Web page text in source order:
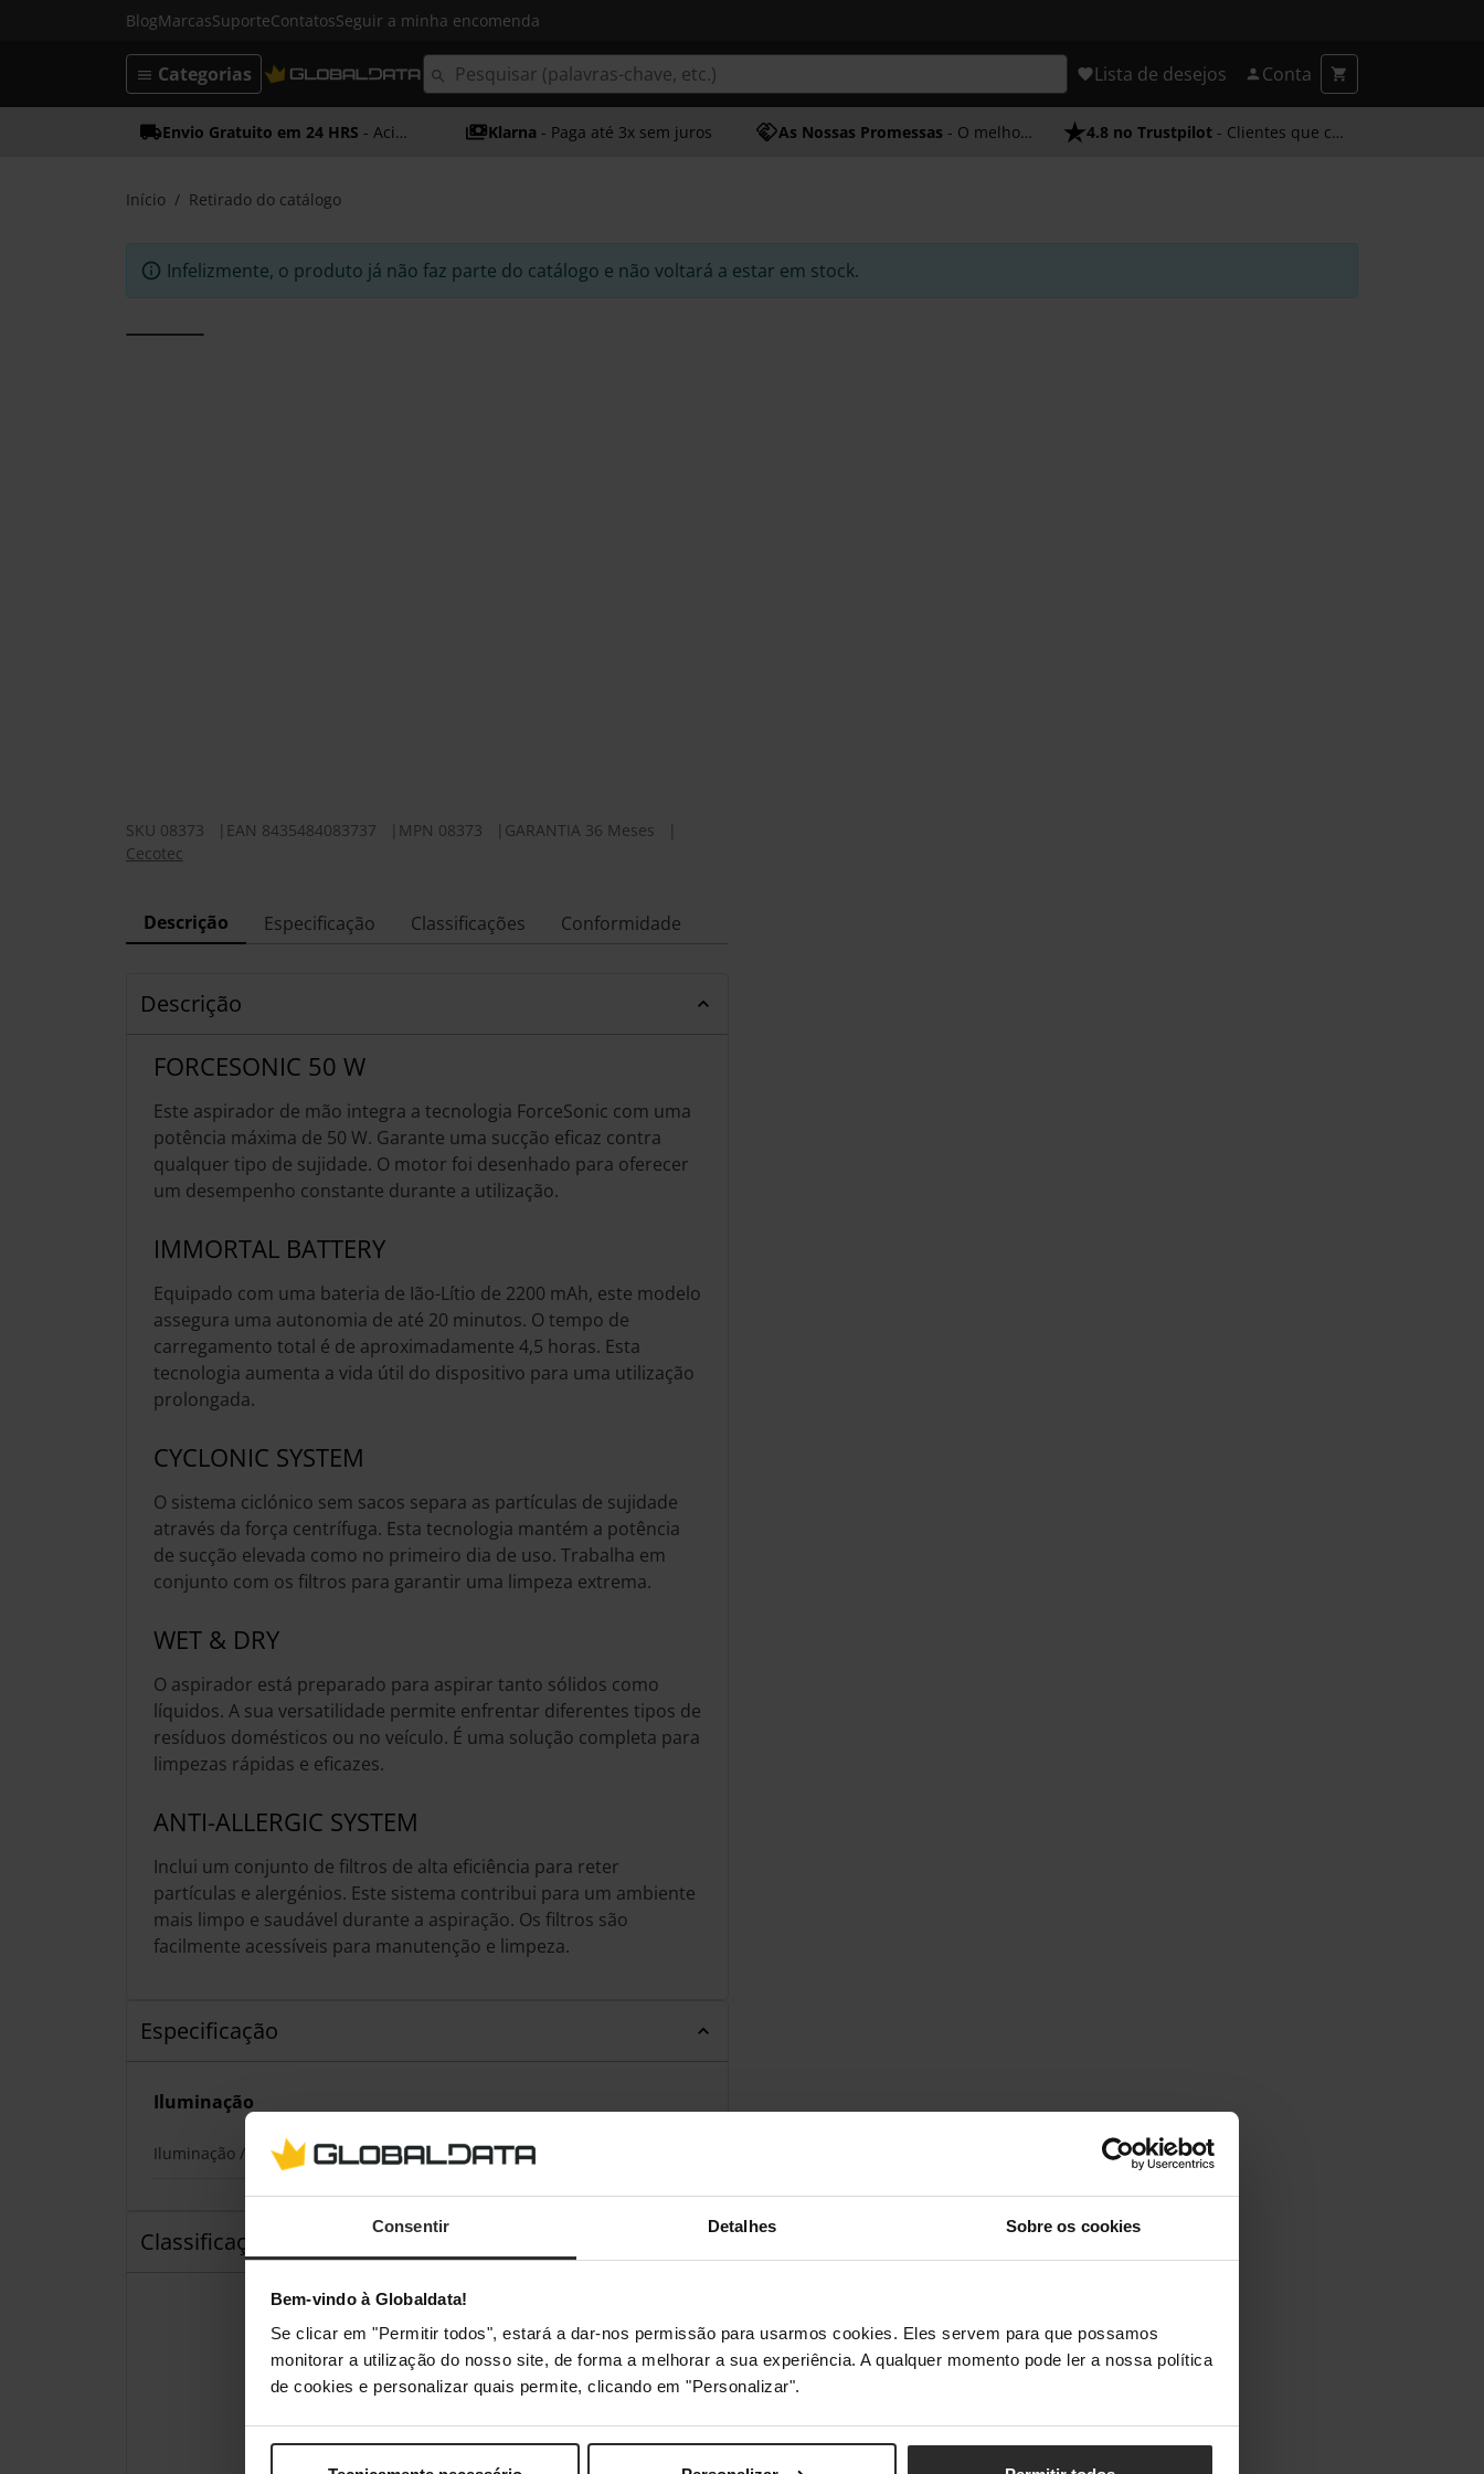
Consentir Detalhes Sobre os cookies
Bem-vindo à Globaldata!
Se clicar em "Permitir todos", estará a dar-nos permissão para usarmos cookies. Eles servem para que possamos
monitorar a utilização do nosso site, de forma a melhorar a sua experiência. A qualquer momento pode ler a nossa política
de cookies e personalizar quais permite, clicando em "Personalizar".
BlogMarcasSuporteContatosSeguir a minha encomenda
Lista de desejos Conta
Categorias
Envio Gratuito em 24 HRS - Acima dos 50€ Klarna - Paga até 3x sem juros As Nossas Promessas - O melhor atendimento 4.8 no Trustpilot - Clientes que confiam em nós
Início Retirado do catálogo
Infelizmente, o produto já não faz parte do catálogo e não voltará a estar em stock.
SKU 08373 EAN 8435484083737 MPN 08373 GARANTIA 36 Meses
Cecotec
Descrição Especificação Classificações Conformidade
Descrição
FORCESONIC 50 W
Este aspirador de mão integra a tecnologia ForceSonic com uma
potência máxima de 50 W. Garante uma sucção eficaz contra
qualquer tipo de sujidade. O motor foi desenhado para oferecer
um desempenho constante durante a utilização.
IMMORTAL BATTERY
Equipado com uma bateria de Ião-Lítio de 2200 mAh, este modelo
assegura uma autonomia de até 20 minutos. O tempo de
carregamento total é de aproximadamente 4,5 horas. Esta
tecnologia aumenta a vida útil do dispositivo para uma utilização
prolongada.
CYCLONIC SYSTEM
O sistema ciclónico sem sacos separa as partículas de sujidade
através da força centrífuga. Esta tecnologia mantém a potência
de sucção elevada como no primeiro dia de uso. Trabalha em
conjunto com os filtros para garantir uma limpeza extrema.
WET & DRY
O aspirador está preparado para aspirar tanto sólidos como
líquidos. A sua versatilidade permite enfrentar diferentes tipos de
resíduos domésticos ou no veículo. É uma solução completa para
limpezas rápidas e eficazes.
ANTI-ALLERGIC SYSTEM
Inclui um conjunto de filtros de alta eficiência para reter
partículas e alergénios. Este sistema contribui para um ambiente
mais limpo e saudável durante a aspiração. Os filtros são
facilmente acessíveis para manutenção e limpeza.
Especificação
Iluminação
Iluminação / RGB
Classificações